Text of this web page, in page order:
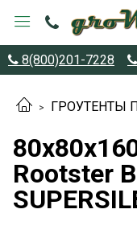
8(800)201-7228
ГРОУТЕНТЫ
Rootster